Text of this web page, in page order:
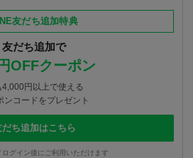
友だち追加特典
友だち追加で
OFFクーポン
4,000円以上で使える
ンコードをプレゼント
だち追加はこちら
グイン後にご利用いただけます